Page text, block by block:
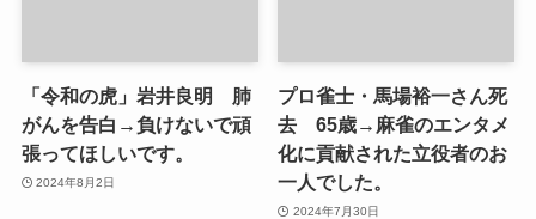
「令和の虎」岩井良明 肺
がんを告白→負けないで頑
張ってほしいです。
2024年8月2日
プロ雀士・馬場裕一さん死
去 65歳→麻雀のエンタメ
化に貢献された立役者のお
一人でした。
2024年7月30日